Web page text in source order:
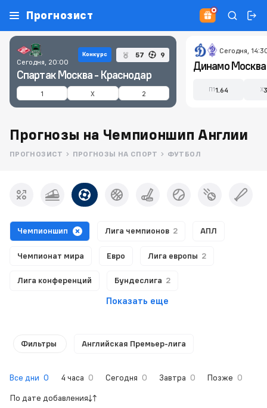
Прогнозист
Сегодня, 20:00
Конкурс 57 9
Спартак Москва - Краснодар
1 X 2
Сегодня,
П11.64 X
Прогнозы на Чемпионшип Англии
ПРОГНОЗИСТ ПРОГНОЗЫ НА СПОРТ ФУТБОЛ
Чемпионшип Лига чемпионов 2 АПЛ
Чемпионат мира Евро Лига европы 2
Лига конференций Бундеслига 2
Показать еще
Фильтры Английская Премьер-лига
Все дни 0 4 часа 0 Сегодня 0 Завтра 0 Позже 0
По дате добавления